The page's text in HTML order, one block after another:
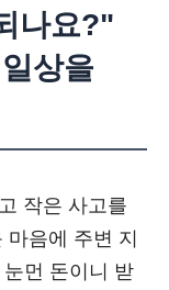
나요?"
상을
작은 사고를
음에 주변 지
먼 돈이니 받